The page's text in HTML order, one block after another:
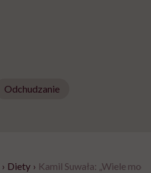
Odchudzanie
› Diety › Kamil Suwała: „Wiele